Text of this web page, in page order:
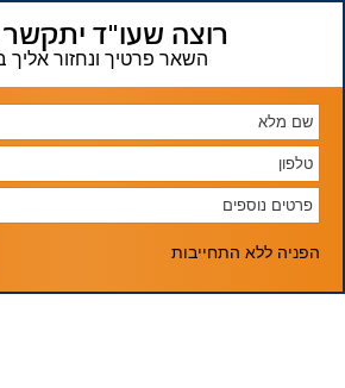
רוצה שעו"ד יתקשר
השאר פרטיך ונחזור אליך
הפניה ללא התחייבות